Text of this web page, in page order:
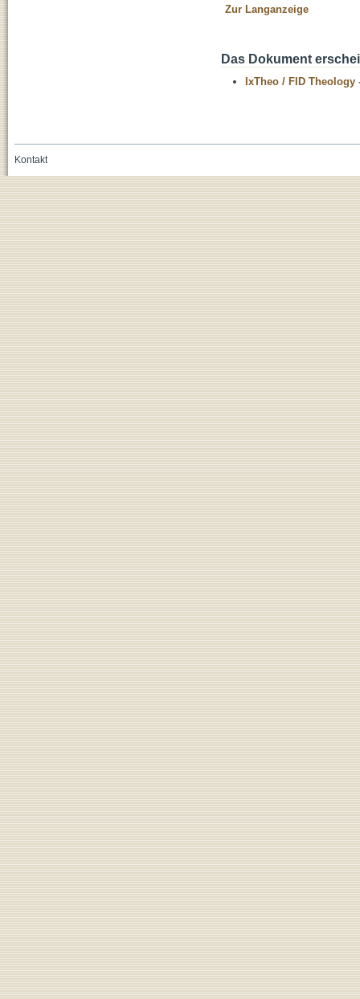
Zur Langanzeige
Das Dokument
IxTheo / FID Theology
Kontakt